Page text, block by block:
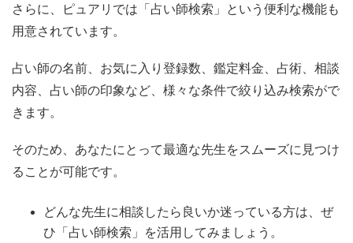
さらに、ピュアリでは「占い師検索」という便利な機能も
用意されています。
占い師の名前、お気に入り登録数、鑑定料金、占術、相談
内容、占い師の印象など、様々な条件で絞り込み検索がで
きます。
そのため、あなたにとって最適な先生をスムーズに見つけ
ることが可能です。
どんな先生に相談したら良いか迷っている方は、ぜ
ひ「占い師検索」を活用してみましょう。